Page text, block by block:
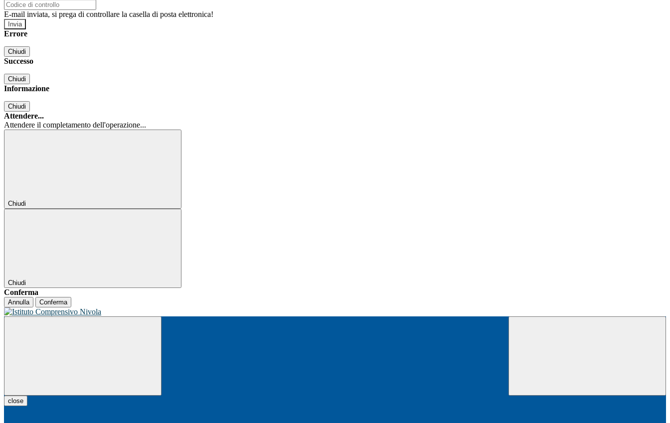
E-mail inviata, si prega di controllare la casella di posta elettronica!
Errore
Chiudi
Successo
Chiudi
Informazione
Chiudi
Attendere...
Attendere il completamento dell'operazione...
Chiudi
Chiudi
Conferma
Annulla Conferma
close